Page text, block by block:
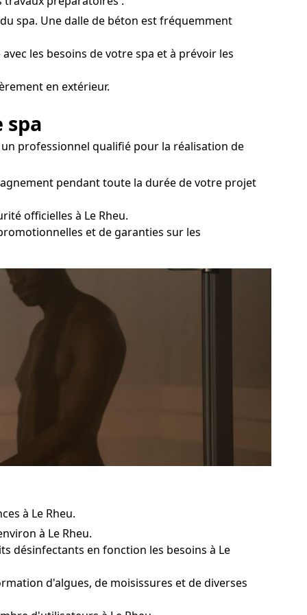
spa. Une dalle de béton est fréquemment
les besoins de votre spa et à prévoir les
en extérieur.
professionnel qualifié pour la réalisation de
pendant toute la durée de votre projet
officielles à Le Rheu.
et de garanties sur les
à Le Rheu.
à Le Rheu.
désinfectants en fonction les besoins à Le
d'algues, de moisissures et de diverses